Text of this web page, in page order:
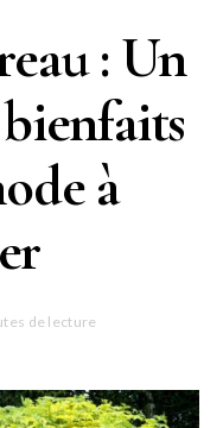
: Un
à
de lecture